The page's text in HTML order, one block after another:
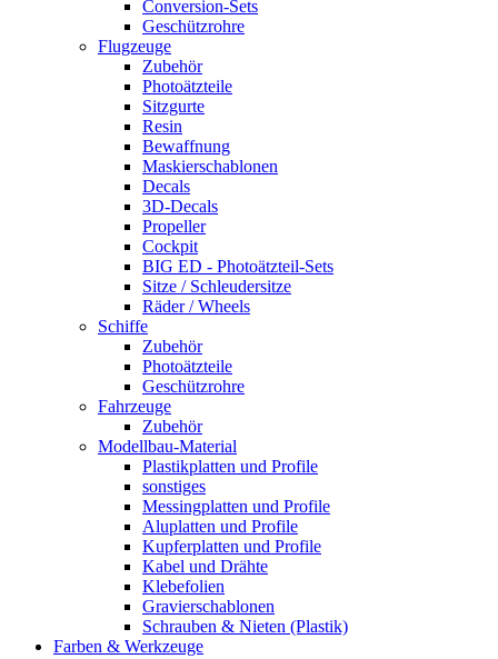
Conversion-Sets
Geschützrohre
Flugzeuge
Zubehör
Photoätzteile
Sitzgurte
Resin
Bewaffnung
Maskierschablonen
Decals
3D-Decals
Propeller
Cockpit
BIG ED - Photoätzteil-Sets
Sitze / Schleudersitze
Räder / Wheels
Schiffe
Zubehör
Photoätzteile
Geschützrohre
Fahrzeuge
Zubehör
Modellbau-Material
Plastikplatten und Profile
sonstiges
Messingplatten und Profile
Aluplatten und Profile
Kupferplatten und Profile
Kabel und Drähte
Klebefolien
Gravierschablonen
Schrauben & Nieten (Plastik)
Farben & Werkzeuge